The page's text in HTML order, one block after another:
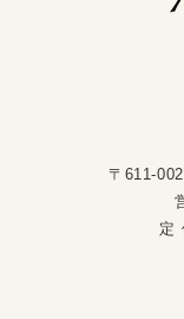
〒611-
定